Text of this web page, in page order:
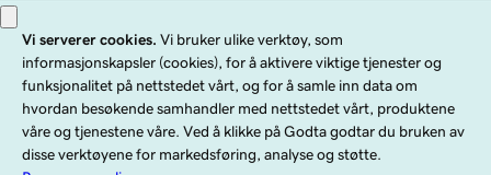
Copyright © 1999–2026 GoDaddy Operating Company, LLC. Med enerett.
GoDaddy-ordmerket er et registrert varemerke som tilhører GoDaddy
Operating Company, LLC i USA og andre land. «GO»-logoen er et registrert
varemerke som tilhører GoDaddy.com, LLC i USA.
Bruk av dette nettstedet er underlagt spesifikke bruksbetingelser. Ved å bruke